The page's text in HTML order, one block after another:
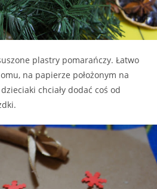
plastry pomarańczy. Łatwo
na papierze położonym na
chciały dodać coś od